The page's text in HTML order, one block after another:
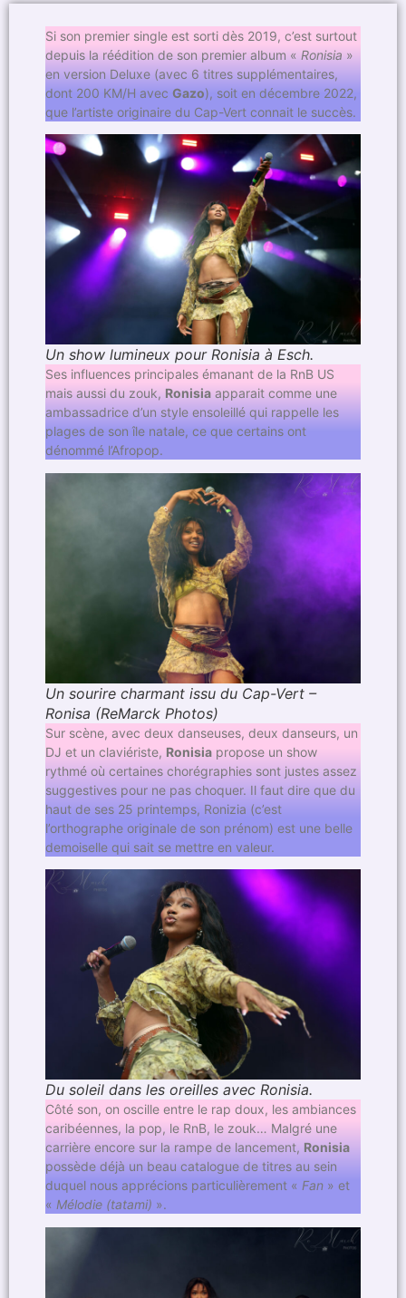
Si son premier single est sorti dès 2019, c’est surtout
depuis la réédition de son premier album « Ronisia »
en version Deluxe (avec 6 titres supplémentaires,
dont 200 KM/H avec Gazo), soit en décembre 2022,
que l’artiste originaire du Cap-Vert connait le succès.
Un show lumineux pour Ronisia à Esch.
Ses influences principales émanant de la RnB US
mais aussi du zouk, Ronisia apparait comme une
ambassadrice d’un style ensoleillé qui rappelle les
plages de son île natale, ce que certains ont
dénommé l’Afropop.
Un sourire charmant issu du Cap-Vert –
Ronisa (ReMarck Photos)
Sur scène, avec deux danseuses, deux danseurs, un
DJ et un claviériste, Ronisia propose un show
rythmé où certaines chorégraphies sont justes assez
suggestives pour ne pas choquer. Il faut dire que du
haut de ses 25 printemps, Ronizia (c’est
l’orthographe originale de son prénom) est une belle
demoiselle qui sait se mettre en valeur.
Du soleil dans les oreilles avec Ronisia.
Côté son, on oscille entre le rap doux, les ambiances
caribéennes, la pop, le RnB, le zouk… Malgré une
carrière encore sur la rampe de lancement, Ronisia
possède déjà un beau catalogue de titres au sein
duquel nous apprécions particulièrement « Fan » et
« Mélodie (tatami) ».